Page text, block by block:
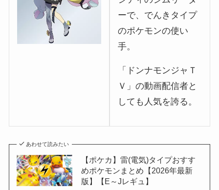
ーで、でんきタイプ
のポケモンの使い
手。
「ドンナモンジャＴ
Ｖ」の動画配信者と
しても人気を誇る。
あわせて読みたい
【ポケカ】雷(電気)タイプおすす
めポケモンまとめ【2026年最新
版】【E～Jレギュ】